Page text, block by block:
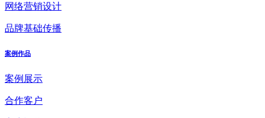
网络营销设计
品牌基础传播
案例作品
案例展示
合作客户